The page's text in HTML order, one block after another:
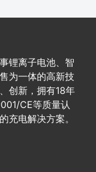
锂离子电池、智
为一体的高新技
创新，拥有18年
CE等质量认
充电解决方案。